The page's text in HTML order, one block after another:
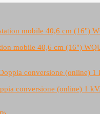
mobile 40,6 cm (16")
conversione (online) 1